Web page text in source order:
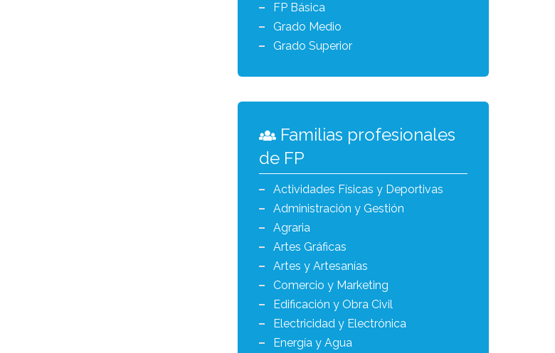
FP Básica
Grado Medio
Grado Superior
Familias profesionales
de FP
Actividades Físicas y Deportivas
Administración y Gestión
Agraria
Artes Gráficas
Artes y Artesanías
Comercio y Marketing
Edificación y Obra Civil
Electricidad y Electrónica
Energía y Agua